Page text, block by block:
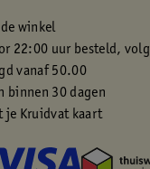
winkel
22:00 uur besteld,
vanaf 50.00
binnen 30 dagen
je Kruidvat kaart